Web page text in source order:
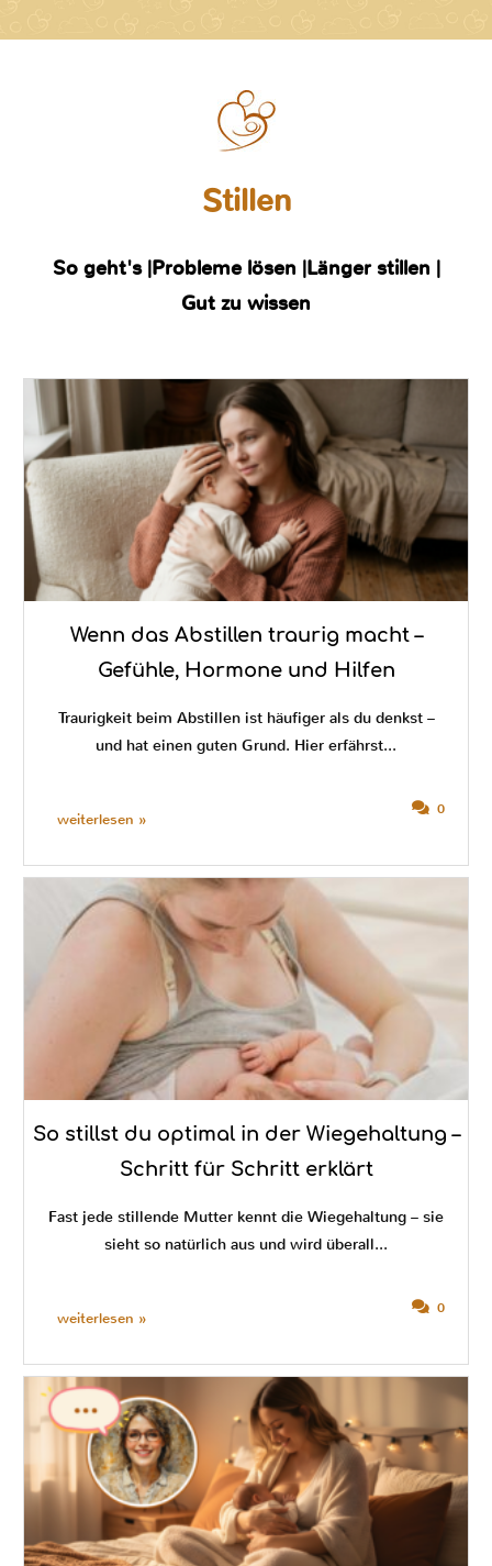
Stillen
So geht's |Probleme lösen |Länger stillen |
Gut zu wissen
Wenn das Abstillen traurig macht –
Gefühle, Hormone und Hilfen
Traurigkeit beim Abstillen ist häufiger als du denkst –
und hat einen guten Grund. Hier erfährst...
0
weiterlesen »
So stillst du optimal in der Wiegehaltung –
Schritt für Schritt erklärt
Fast jede stillende Mutter kennt die Wiegehaltung – sie
sieht so natürlich aus und wird überall...
0
weiterlesen »